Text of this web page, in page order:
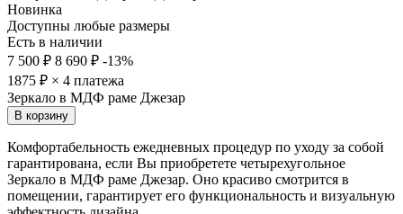
Новинка
Доступны любые размеры
Есть в наличии
7 500 ₽ 8 690 ₽ -13%
1875 ₽ × 4 платежа
Зеркало в МДФ раме Джезар
В корзину
Комфортабельность ежедневных процедур по уходу за собой
гарантирована, если Вы приобретете четырехугольное
Зеркало в МДФ раме Джезар. Оно красиво смотрится в
помещении, гарантирует его функциональность и визуальную